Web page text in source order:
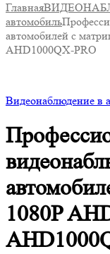
Главная
автомобиль
автомобилей с
AHD1000QX-PRO
Видеонаблюдение в
1080P